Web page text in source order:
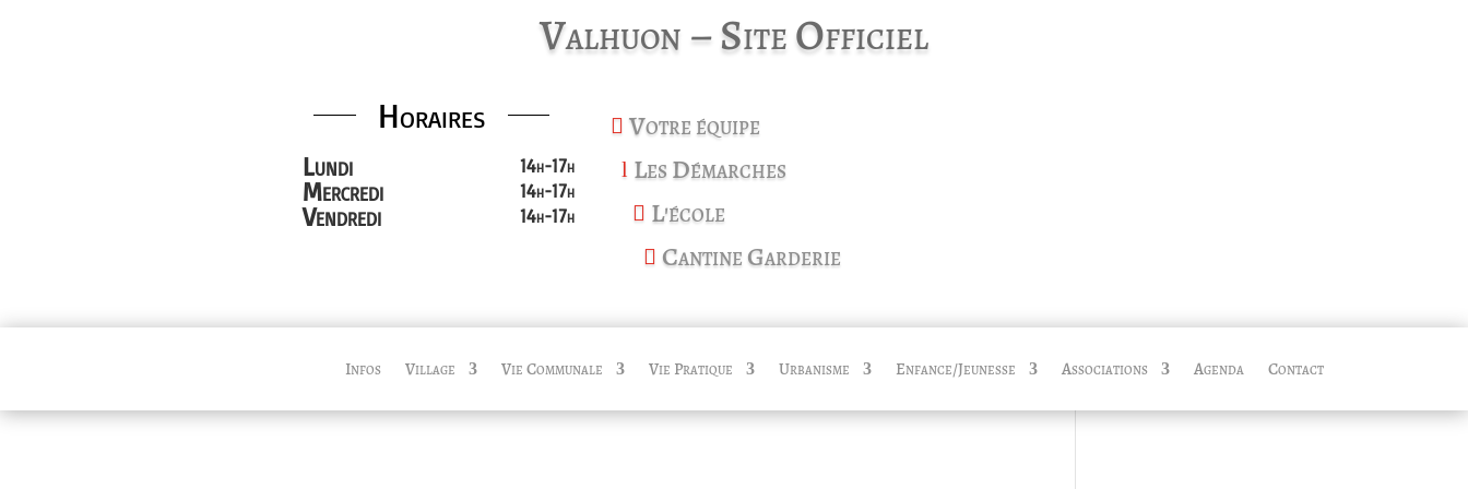
Valhuon – Site Officiel
Horaires
Lundi 14h-17h
Mercredi 14h-17h
Vendredi 14h-17h
 Votre équipe
l Les Démarches
 L'école
 Cantine Garderie
Infos Village Vie Communale Vie Pratique Urbanisme Enfance/Jeunesse Associations Agenda Contact